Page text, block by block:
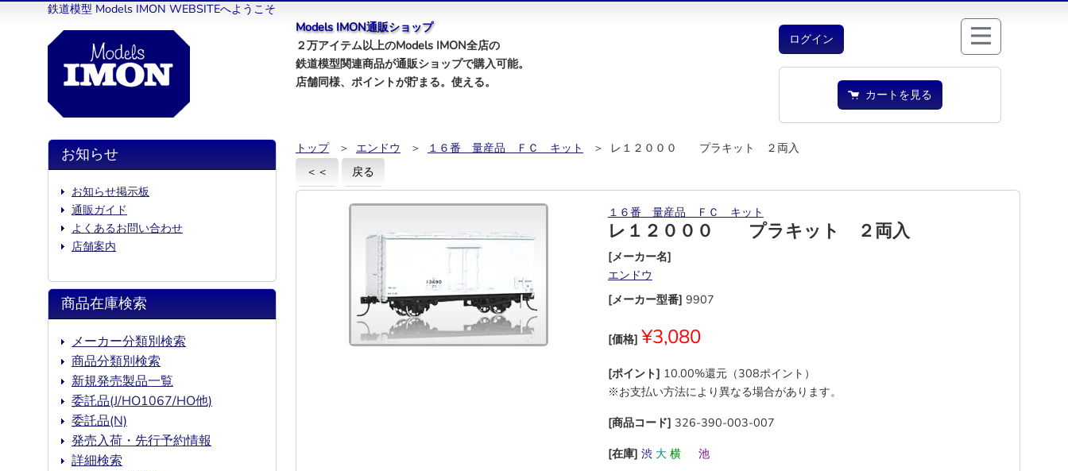
鉄道模型 Models IMON WEBSITEへようこそ
Models IMON通販ショップ
２万アイテム以上のModels IMON全店の
鉄道模型関連商品が通販ショップで購入可能。
店舗同様、ポイントが貯まる。使える。
ログイン
カートを見る
トップ ＞ エンドウ ＞ １６番 量産品 ＦＣ キット
＞ レ１２０００ プラキット ２両入
＜＜
戻る
１６番 量産品 ＦＣ キット
レ１２０００ プラキット ２両入
[メーカー名]
エンドウ
[メーカー型番] 9907
[価格] ¥3,080
[ポイント] 10.00%還元（308ポイント）
※お支払い方法により異なる場合があります。
[商品コード] 326-390-003-007
[在庫] 渋 大 横 池
お知らせ
お知らせ掲示板
通販ガイド
よくあるお問い合わせ
店舗案内
商品在庫検索
メーカー分類別検索
商品分類別検索
新規発売製品一覧
委託品(J/HO1067/HO他)
委託品(N)
発売入荷・先行予約情報
詳細検索